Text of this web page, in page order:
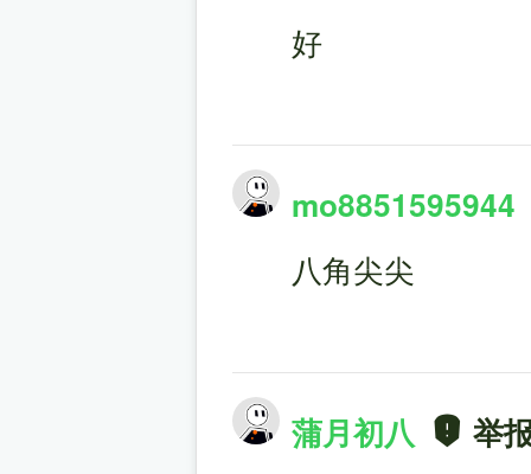
好
mo8851595944
八角尖尖
蒲月初八
举